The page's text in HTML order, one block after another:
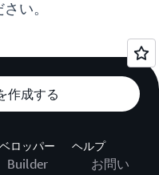
い。
作成する
ロッパー
Builder
ヘルプ
お問い